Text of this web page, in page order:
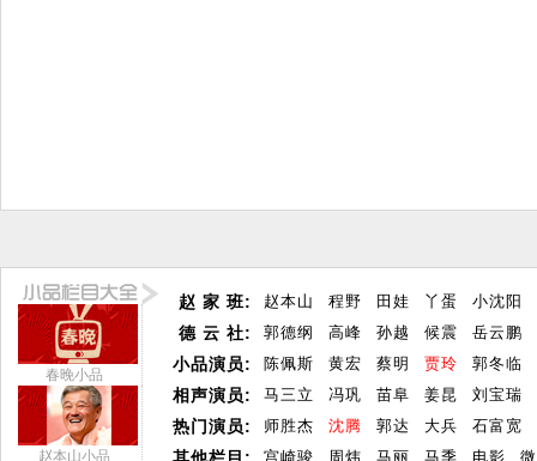
春晚小品
赵本山小品
赵 家 班:
德 云 社:
小品演员:
相声演员:
热门演员:
赵本山 程野 田娃 丫蛋
小沈阳
郭德纲
高峰 孙越 候震
岳云鹏
陈佩斯
黄宏 蔡明 贾玲
郭冬临
马三立
冯巩 苗阜 姜昆
刘宝瑞
师胜杰
沈腾 郭达 大兵
石富宽
宫崎骏
周炜 马丽 马季 电影